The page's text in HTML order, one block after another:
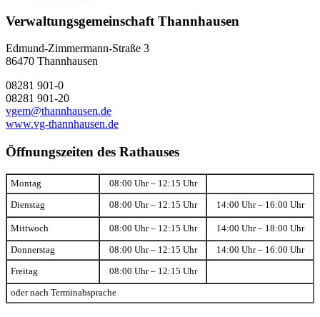
Verwaltungsgemeinschaft Thannhausen
Edmund-Zimmermann-Straße 3
86470 Thannhausen
08281 901-0
08281 901-20
vgem@thannhausen.de
www.vg-thannhausen.de
Öffnungszeiten des Rathauses
Montag 08:00 Uhr – 12:15 Uhr
Dienstag 08:00 Uhr – 12:15 Uhr 14:00 Uhr – 16:00 Uhr
Mittwoch 08:00 Uhr – 12:15 Uhr 14:00 Uhr – 18:00 Uhr
Donnerstag 08:00 Uhr – 12:15 Uhr 14:00 Uhr – 16:00 Uhr
Freitag 08:00 Uhr – 12:15 Uhr
oder nach Terminabsprache